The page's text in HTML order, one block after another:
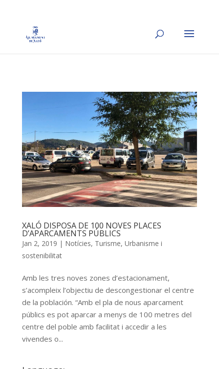
XALÓ DISPOSA DE 100 NOVES PLACES
D’APARCAMENTS PÚBLICS
Jan 2, 2019 | Notícies, Turisme, Urbanisme i
sostenibilitat
Amb les tres noves zones d’estacionament,
s’acompleix l’objectiu de descongestionar el centre
de la población. “Amb el pla de nous aparcament
públics es pot aparcar a menys de 100 metres del
centre del poble amb facilitat i accedir a les
vivendes o...